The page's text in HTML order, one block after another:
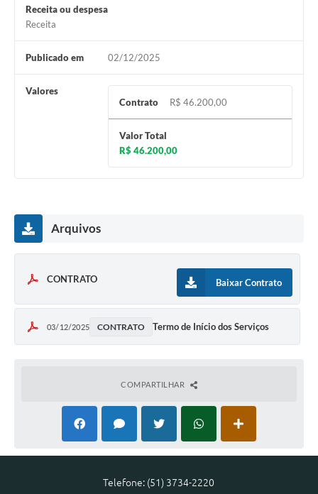
Receita ou despesa
Receita
Publicado em 02/12/2025
Valores
Contrato
R$ 46.200,00
Valor Total
R$ 46.200,00
Arquivos
CONTRATO Baixar Contrato
03/12/2025 CONTRATO Termo de Início dos Serviços
COMPARTILHAR
Telefone: (51) 3734-2220